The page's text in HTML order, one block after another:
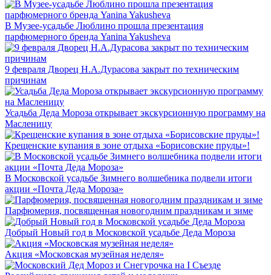
В Музее-усадьбе Люблино прошла презентация
парфюмерного бренда Yanina Yakusheva
9 февраля Дворец Н.А.Дурасова закрыт по техническим
причинам
Усадьба Деда Мороза открывает экскурсионную программу на
Масленицу
Крещенские купания в зоне отдыха «Борисовские пруды»!
В Московской усадьбе Зимнего волшебника подвели итоги
акции «Почта Деда Мороза»
Парфюмерия, посвященная новогодним праздникам и зиме
Добрый Новый год в Московской усадьбе Деда Мороза
Акция «Московская музейная неделя»